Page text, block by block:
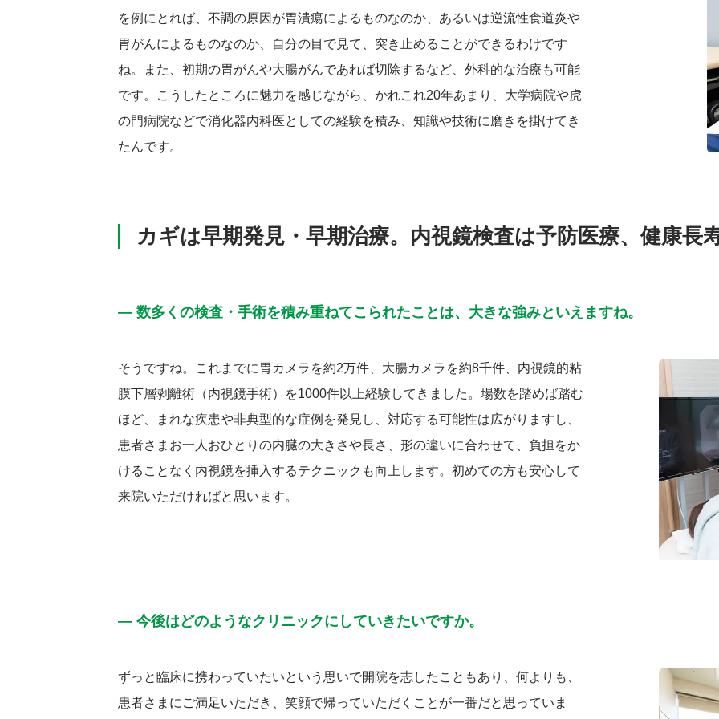
を例にとれば、不調の原因が胃潰瘍によるものなのか、あるいは逆流性食道炎や
胃がんによるものなのか、自分の目で見て、突き止めることができるわけです
ね。また、初期の胃がんや大腸がんであれば切除するなど、外科的な治療も可能
です。こうしたところに魅力を感じながら、かれこれ20年あまり、大学病院や虎
の門病院などで消化器内科医としての経験を積み、知識や技術に磨きを掛けてき
たんです。
カギは早期発見・早期治療。内視鏡検査は予防医療、健康長
― 数多くの検査・手術を積み重ねてこられたことは、大きな強みといえますね。
そうですね。これまでに胃カメラを約2万件、大腸カメラを約8千件、内視鏡的粘
膜下層剥離術（内視鏡手術）を1000件以上経験してきました。場数を踏めば踏む
ほど、まれな疾患や非典型的な症例を発見し、対応する可能性は広がりますし、
患者さまお一人おひとりの内臓の大きさや長さ、形の違いに合わせて、負担をか
けることなく内視鏡を挿入するテクニックも向上します。初めての方も安心して
来院いただければと思います。
― 今後はどのようなクリニックにしていきたいですか。
ずっと臨床に携わっていたいという思いで開院を志したこともあり、何よりも、
患者さまにご満足いただき、笑顔で帰っていただくことが一番だと思っていま